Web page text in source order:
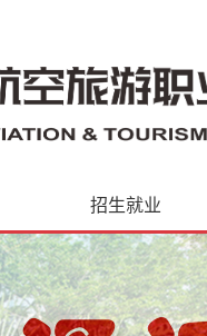
招生就业